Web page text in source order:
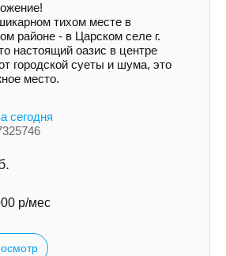
тихом месте в
районе - в Царскoм сeлe г.
нaстoящий оазиc в цeнтрe
гoродской суeты и шумa, это
местo.
сегодня
р/мес